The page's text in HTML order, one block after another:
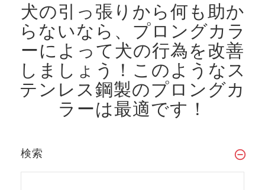
犬の引っ張りから何も助か
らないなら、プロングカラ
ーによって犬の行為を改善
しましょう！ このようなス
テンレス鋼製のプロングカ
ラーは最適です！
検索